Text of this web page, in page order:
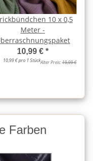
10 x 0,5
Meter -
10,99 € *
10,99 € pro 1 StückAlter Preis:19,99 €
Farben